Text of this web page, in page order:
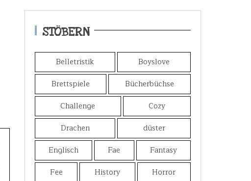
STÖBERN
Belletristik
Boyslove
Brettspiele
Bücherbüchse
Challenge
Cozy
Drachen
düster
Englisch
Fae
Fantasy
Fee
History Horror